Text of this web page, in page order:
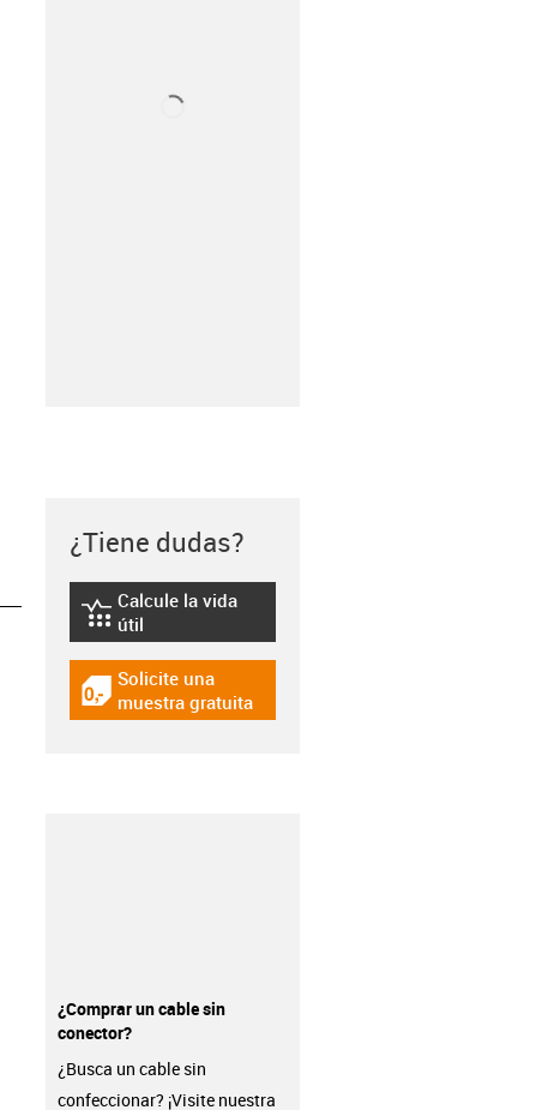
¿Tiene dudas?
igus-icon-lebensdauerrechner
Calcule la vida
útil
igus-icon-gratismuster
Solicite una
muestra gratuita
¿Comprar un cable sin
conector?
¿Busca un cable sin
confeccionar? ¡Visite nuestra